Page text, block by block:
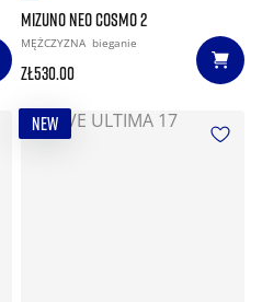
MIZUNO NEO COSMO 2
MĘŻCZYZNA bieganie
zł530.00
NEW